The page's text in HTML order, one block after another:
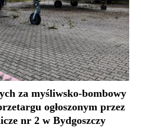
za myśliwsko-bombowy
ogłoszonym przez
nr 2 w Bydgoszczy